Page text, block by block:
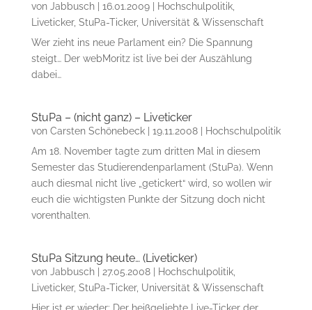
von Jabbusch| 16.01.2009| Hochschulpolitik,
Liveticker, StuPa-Ticker, Universität & Wissenschaft
Wer zieht ins neue Parlament ein? Die Spannung
steigt… Der webMoritz ist live bei der Auszählung
dabei…
StuPa – (nicht ganz) – Liveticker
von Carsten Schönebeck| 19.11.2008|
Hochschulpolitik
Am 18. November tagte zum dritten Mal in diesem
Semester das Studierendenparlament (StuPa). Wenn
auch diesmal nicht live „getickert“ wird, so wollen wir
euch die wichtigsten Punkte der Sitzung doch nicht
vorenthalten.
StuPa Sitzung heute… (Liveticker)
von Jabbusch| 27.05.2008| Hochschulpolitik,
Liveticker, StuPa-Ticker, Universität & Wissenschaft